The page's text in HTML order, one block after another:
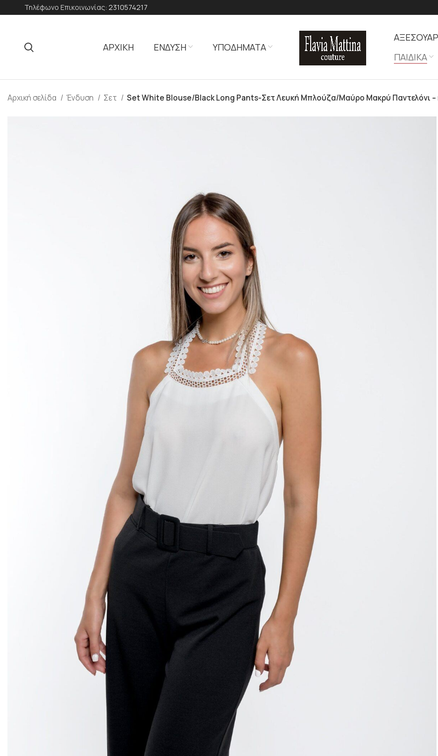
Τηλέφωνο Επικοινωνίας: 2310574217
ΑΡΧΙΚΗ ΕΝΔΥΣΗ ΥΠΟΔΗΜΑΤΑ
ΑΞΕΣΟΥΑΡ
ΠΑΙΔΙΚΑ
Αρχική σελίδα Ένδυση Σετ Set White Blouse/Black Long Pants-Σετ Λευκή Μπλούζα/Μαύρο Μακρύ Παντελόνι –